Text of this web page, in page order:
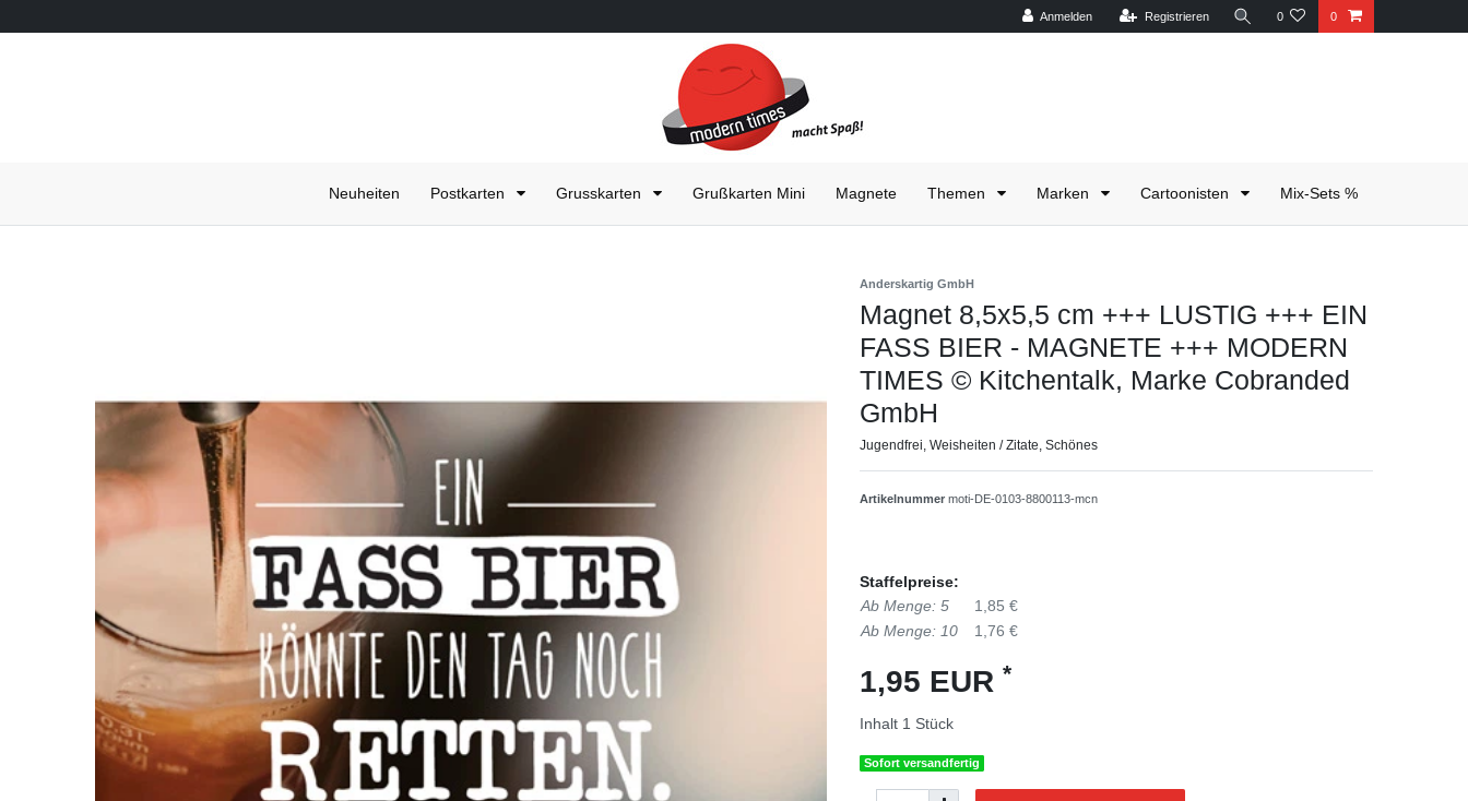
Anmelden Registrieren 0 0
Neuheiten Postkarten Grusskarten Grußkarten Mini Magnete Themen Marken Cartoonisten Mix-Sets %
Anderskartig GmbH
Magnet 8,5x5,5 cm +++ LUSTIG +++ EIN
FASS BIER - MAGNETE +++ MODERN
TIMES © Kitchentalk, Marke Cobranded
GmbH
Jugendfrei, Weisheiten / Zitate, Schönes
Artikelnummer moti-DE-0103-8800113-mcn
Staffelpreise:
Ab Menge: 5
1,85 €
Ab Menge: 10
1,76 €
1,95 EUR *
Inhalt 1 Stück
Sofort versandfertig